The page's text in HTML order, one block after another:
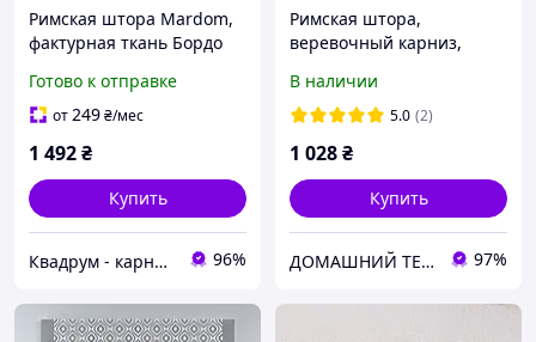
Римская штора Mardom,
фактурная ткань Бордо
Готово к отправке
от249₴/мес
1 492₴
Купить
Квадрум - карнизи 96%
Римская штора,
веревочный карниз,
рогожка-димаут,
солнцезащитная,
В наличии
5.0 (2)
1 028₴
Купить
ДОМАШНИЙ ТЕКСТИЛЬ - уют и комфорт в Вашем доме 97%